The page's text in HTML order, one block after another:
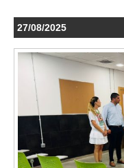
27/08/2025